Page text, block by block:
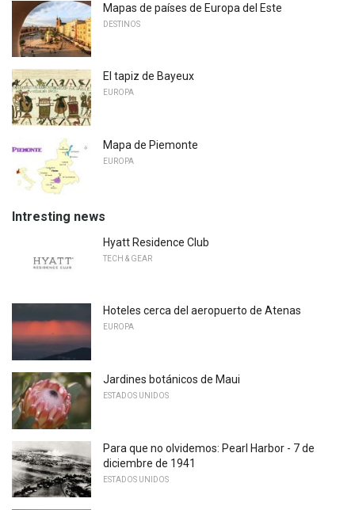
Mapas de países de Europa del Este
DESTINOS
El tapiz de Bayeux
EUROPA
Mapa de Piemonte
EUROPA
Intresting news
Hyatt Residence Club
TECH & GEAR
Hoteles cerca del aeropuerto de Atenas
EUROPA
Jardines botánicos de Maui
ESTADOS UNIDOS
Para que no olvidemos: Pearl Harbor - 7 de
diciembre de 1941
ESTADOS UNIDOS